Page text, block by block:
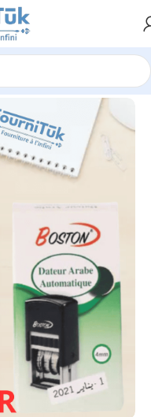
Fourniture